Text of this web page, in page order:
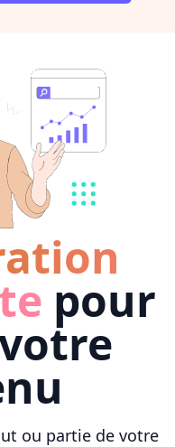
pour
ou partie de votre